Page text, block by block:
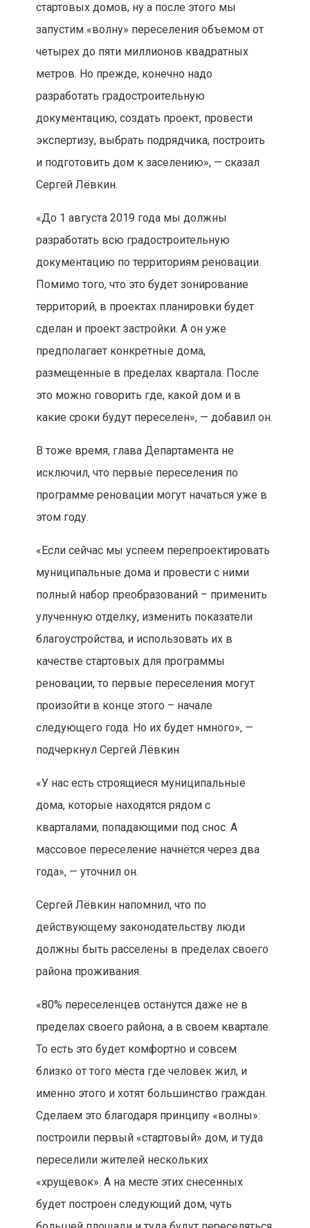
стартовых домов, ну а после этого мы
запустим «волну» переселения объемом от
четырех до пяти миллионов квадратных
метров. Но прежде, конечно надо
разработать градостроительную
документацию, создать проект, провести
экспертизу, выбрать подрядчика, построить
и подготовить дом к заселению», — сказал
Сергей Лёвкин.
«До 1 августа 2019 года мы должны
разработать всю градостроительную
документацию по территориям реновации.
Помимо того, что это будет зонирование
территорий, в проектах планировки будет
сделан и проект застройки. А он уже
предполагает конкретные дома,
размещенные в пределах квартала. После
это можно говорить где, какой дом и в
какие сроки будут переселен», — добавил он.
В тоже время, глава Департамента не
исключил, что первые переселения по
программе реновации могут начаться уже в
этом году.
«Если сейчас мы успеем перепроектировать
муниципальные дома и провести с ними
полный набор преобразований – применить
улученную отделку, изменить показатели
благоустройства, и использовать их в
качестве стартовых для программы
реновации, то первые переселения могут
произойти в конце этого – начале
следующего года. Но их будет нмного», —
подчеркнул Сергей Лёвкин
«У нас есть строящиеся муниципальные
дома, которые находятся рядом с
кварталами, попадающими под снос. А
массовое переселение начнётся через два
года», — уточнил он.
Сергей Лёвкин напомнил, что по
действующему законодательству люди
должны быть расселены в пределах своего
района проживания.
«80% переселенцев останутся даже не в
пределах своего района, а в своем квартале.
То есть это будет комфортно и совсем
близко от того места где человек жил, и
именно этого и хотят большинство граждан.
Сделаем это благодаря принципу «волны»:
построили первый «стартовый» дом, и туда
переселили жителей нескольких
«хрущевок». А на месте этих снесенных
будет построен следующий дом, чуть